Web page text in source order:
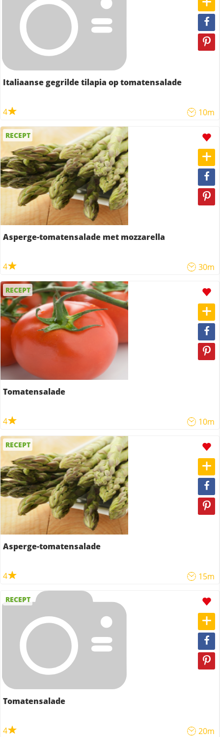
Italiaanse gegrilde tilapia op tomatensalade
4 10m
RECEPT
Asperge-tomatensalade met mozzarella
4 30m
RECEPT
Tomatensalade
4 10m
RECEPT
Asperge-tomatensalade
4 15m
RECEPT
Tomatensalade
4 20m